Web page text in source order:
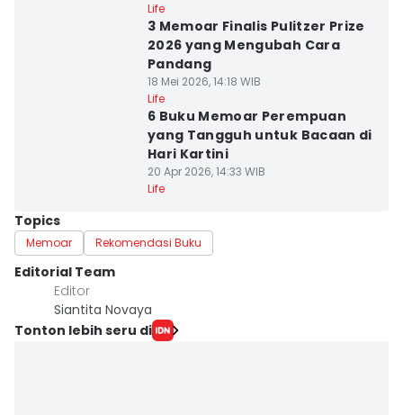
Life
3 Memoar Finalis Pulitzer Prize
2026 yang Mengubah Cara
Pandang
18 Mei 2026, 14:18 WIB
Life
6 Buku Memoar Perempuan
yang Tangguh untuk Bacaan di
Hari Kartini
20 Apr 2026, 14:33 WIB
Life
Topics
Memoar Rekomendasi Buku
Editorial Team
Editor
Siantita Novaya
Tonton lebih seru di